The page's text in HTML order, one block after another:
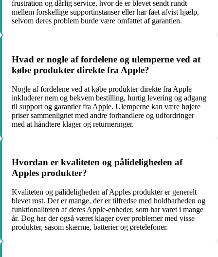
frustration og dårlig service, hvor de er blevet sendt rundt
mellem forskellige supportinstanser eller har fået afvist hjælp,
selvom deres problem burde være omfattet af garantien.
Hvad er nogle af fordelene og ulemperne ved at
købe produkter direkte fra Apple?
Nogle af fordelene ved at købe produkter direkte fra Apple
inkluderer nem og bekvem bestilling, hurtig levering og adgang
til support og garantier fra Apple. Ulemperne kan være højere
priser sammenlignet med andre forhandlere og udfordringer
med at håndtere klager og returneringer.
Hvordan er kvaliteten og pålideligheden af
Apples produkter?
Kvaliteten og pålideligheden af Apples produkter er generelt
blevet rost. Der er mange, der er tilfredse med holdbarheden og
funktionaliteten af deres Apple-enheder, som har varet i mange
år. Dog har der også været klager over problemer med visse
produkter, såsom skærme, batterier og øretelefoner.